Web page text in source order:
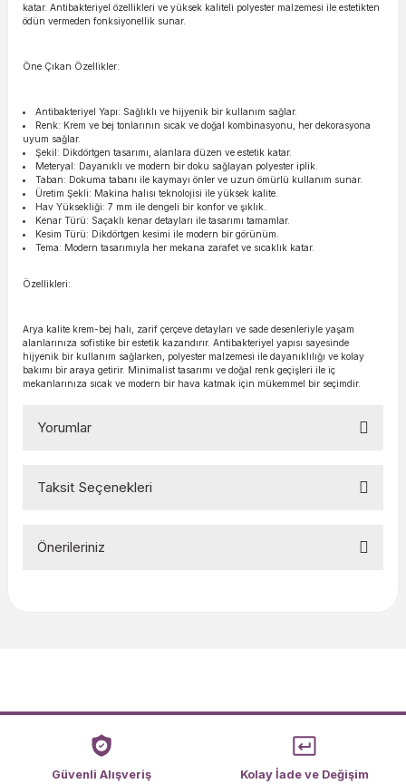
katar. Antibakteriyel özellikleri ve yüksek kaliteli polyester malzemesi ile estetikten
ödün vermeden fonksiyonellik sunar.
Öne Çıkan Özellikler:
Antibakteriyel Yapı: Sağlıklı ve hijyenik bir kullanım sağlar.
Renk: Krem ve bej tonlarının sıcak ve doğal kombinasyonu, her dekorasyona
uyum sağlar.
Şekil: Dikdörtgen tasarımı, alanlara düzen ve estetik katar.
Meteryal: Dayanıklı ve modern bir doku sağlayan polyester iplik.
Taban: Dokuma tabanı ile kaymayı önler ve uzun ömürlü kullanım sunar.
Üretim Şekli: Makina halısı teknolojisi ile yüksek kalite.
Hav Yüksekliği: 7 mm ile dengeli bir konfor ve şıklık.
Kenar Türü: Saçaklı kenar detayları ile tasarımı tamamlar.
Kesim Türü: Dikdörtgen kesimi ile modern bir görünüm.
Tema: Modern tasarımıyla her mekana zarafet ve sıcaklık katar.
Özellikleri:
Arya kalite krem-bej halı, zarif çerçeve detayları ve sade desenleriyle yaşam
alanlarınıza sofistike bir estetik kazandırır. Antibakteriyel yapısı sayesinde
hijyenik bir kullanım sağlarken, polyester malzemesi ile dayanıklılığı ve kolay
bakımı bir araya getirir. Minimalist tasarımı ve doğal renk geçişleri ile iç
mekanlarınıza sıcak ve modern bir hava katmak için mükemmel bir seçimdir.
Yorumlar
Taksit Seçenekleri
Önerileriniz
Ürün açıklamasında eksik bilgiler bulunuyor.
Ürün bilgilerinde hatalar bulunuyor.
Ürün fiyatı diğer sitelerden daha pahalı.
Güvenli Alışveriş
Kolay İade ve Değişim